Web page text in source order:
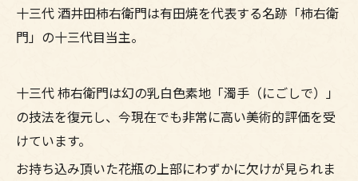
十三代 酒井田柿右衛門は有田焼を代表する名跡「柿右衛
門」の十三代目当主。
十三代 柿右衛門は幻の乳白色素地「濁手（にごしで）」
の技法を復元し、今現在でも非常に高い美術的評価を受
けています。
お持ち込み頂いた花瓶の上部にわずかに欠けが見られま